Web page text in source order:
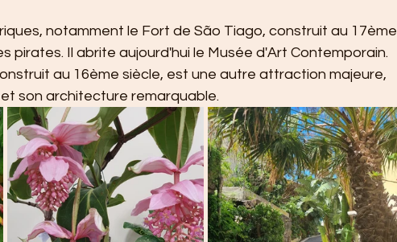
notamment le Fort de São Tiago, construit au 17ème
pirates. Il abrite aujourd'hui le Musée d'Art Contemporain.
au 16ème siècle, est une autre attraction majeure,
son architecture remarquable.